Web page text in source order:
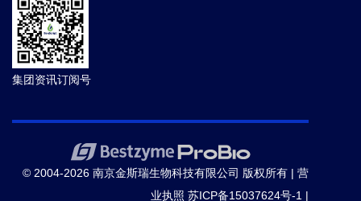
集团资讯订阅号
© 2004-2026 南京金斯瑞生物科技有限公司 版权所有 | 营
业执照 苏ICP备15037624号-1 |